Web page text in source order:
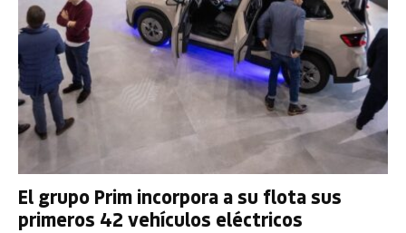
El grupo Prim incorpora a su flota sus
primeros 42 vehículos eléctricos